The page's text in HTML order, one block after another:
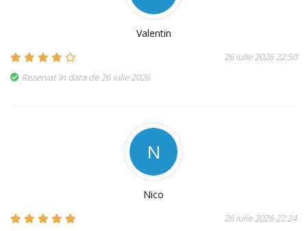
Valentin
26 iulie 2026 22:50
Rezervat în data de 26 iulie 2026
N
Nico
26 iulie 2026 22:24